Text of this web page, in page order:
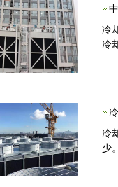
冷
冷
冷
少